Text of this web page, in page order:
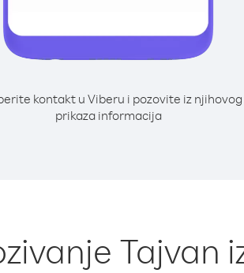
kontakt u Viberu i pozovite iz njihovog
prikaza informacija
Tajvan